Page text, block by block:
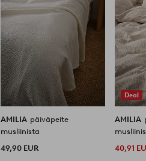
AMILIA päiväpeite
musliinista
49,90 EUR
Deal
AMILIA
vuode
40,91